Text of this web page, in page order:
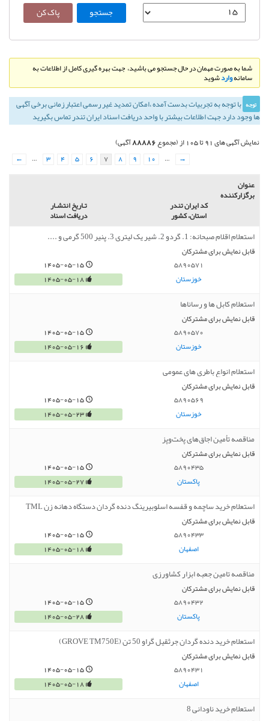
شما به صورت مهمان در حال جستجو می باشید، جهت بهره گیری کامل از اطلاعات به
سامانهواردشوید
توجه با توجه به تجربيات بدست آمده ،‌امكان تمديد غير رسمی اعتبار زمانی برخی آگهی
ها وجود دارد جهت اطلاعات بیشتر با واحد دریافت اسناد ایران تندر تماس بگیرید
نمایش آگهی های 91 تا 105 از (مجموع 88886آگهی)
←
… 3 4 5 6 7 8 9 10 … →
عنوان
برگزارکننده
کد ایران تندر
استان، کشور
تـاريخ انتشـار
دریافت اسناد
استعلام اقلام صبحانه: 1. گردو 2. شیر یک لیتری 3. پنیر 500 گرمی و ....
قابل نمایش برای مشترکان
5890571
خوزستان
1405-05-15
1405-05-18
استعلام کابل ها و رساناها
قابل نمایش برای مشترکان
5890570
خوزستان
1405-05-15
1405-05-16
استعلام انواع باطری های عمومی
قابل نمایش برای مشترکان
5890569
خوزستان
1405-05-15
1405-05-23
مناقصه تأمین اجاق‌های پخت‌وپز
قابل نمایش برای مشترکان
5890435
پاکستان
1405-05-15
1405-05-27
استعلام خرید ساچمه و قفسه اسلوبیرینگ دنده گردان دستگاه دهانه زن TML
قابل نمایش برای مشترکان
5890433
اصفهان
1405-05-15
1405-05-18
مناقصه تامین جعبه ابزار کشاورزی
قابل نمایش برای مشترکان
5890432
پاکستان
1405-05-15
1405-05-28
استعلام خرید دنده گردان جرثقیل گراو 50 تن (GROVE TM750E)
قابل نمایش برای مشترکان
5890431
اصفهان
1405-05-15
1405-05-18
استعلام خرید ناودانی 8